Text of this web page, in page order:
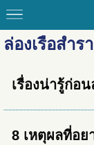
ล่องเรือสำร
เรื่องน่ารู้ก่อ
8 เหตุผลที่อ